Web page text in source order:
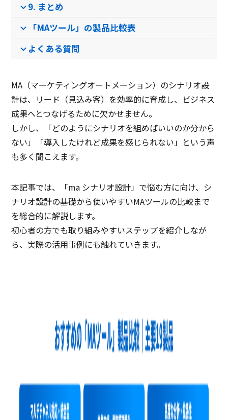
9. まとめ
「MAツール」の製品比較表
よくある質問
MA（マーケティングオートメーション）のシナリオ設
計は、リード（見込み客）を効率的に育成し、ビジネス
成果へとつなげるために欠かせません。
しかし、「どのようにシナリオを組めばいいのか分から
ない」「導入したけれど成果を感じられない」という声
も多く聞こえます。
本記事では、「ma シナリオ設計」で悩む方に向け、シ
ナリオ設計の基礎から使いやすいMAツールの比較まで
を総合的に解説します。
初心者の方でも取り組みやすいステップを紹介しなが
ら、実際の活用事例にも触れていきます。